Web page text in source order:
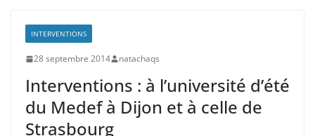
INTERVENTIONS
28 septembre 2014 natachaqs
Interventions : à l’université d’été
du Medef à Dijon et à celle de
Strasbourg